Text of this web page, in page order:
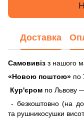
Доставка
Самовивіз з нашого
«Новою поштою» по
Кур'єром по Львову
- безкоштовно (на
та рушникосушки